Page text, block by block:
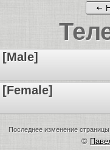
[Female]
Последнее изменение
©